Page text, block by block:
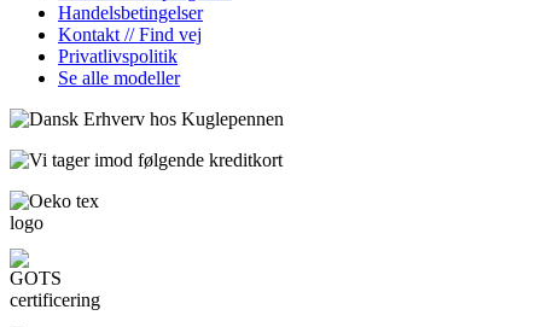
Handelsbetingelser
Kontakt // Find vej
Privatlivspolitik
Se alle modeller